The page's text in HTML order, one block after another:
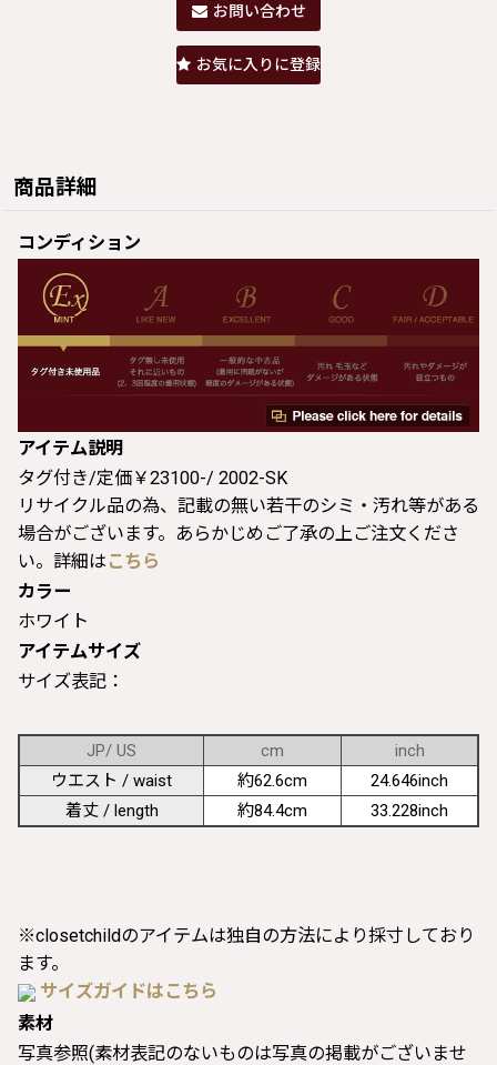
お問い合わせ
お気に入りに登録
商品詳細
コンディション
アイテム説明
タグ付き/定価￥23100-/ 2002-SK
リサイクル品の為、記載の無い若干のシミ・汚れ等がある
場合がございます。あらかじめご了承の上ご注文くださ
い。詳細は こちら
カラー
ホワイト
アイテムサイズ
サイズ表記：
JP/ US cm
inch
ウエスト / waist
約62.6cm
24.646inch
着丈 / length
約84.4cm 33.228inch
※closetchildのアイテムは独自の方法により採寸しており
ます。
サイズガイドはこちら
素材
写真参照(素材表記のないものは写真の掲載がございませ